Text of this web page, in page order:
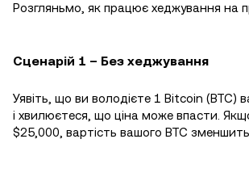
Розгляньмо, як працює хеджування на
Сценарій 1 – Без хеджування
Уявіть, що ви володієте 1 Bitcoin (BTC)
і хвилюєтеся, що ціна може впасти.
$25,000, вартість вашого BTC